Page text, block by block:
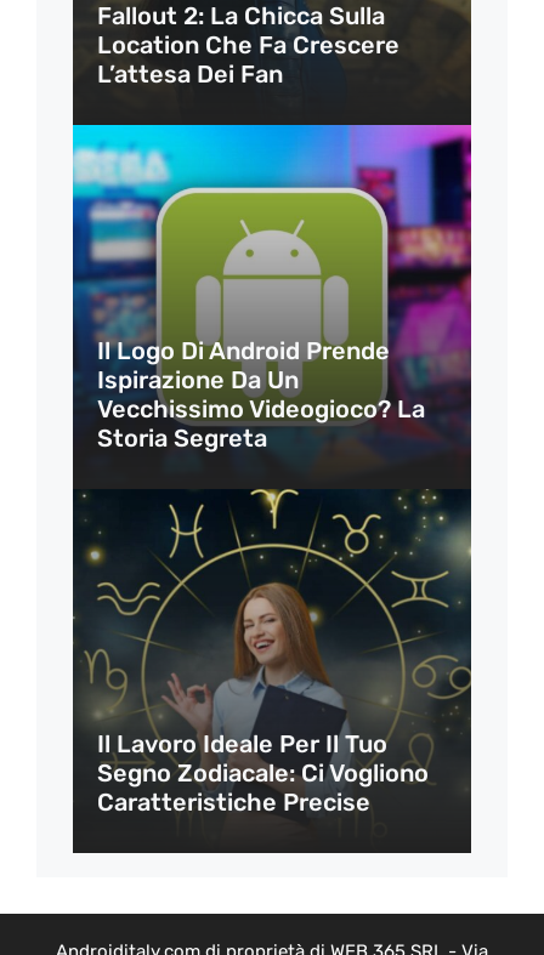
Fallout 2: La Chicca Sulla
Location Che Fa Crescere
L’attesa Dei Fan
Il Logo Di Android Prende
Ispirazione Da Un
Vecchissimo Videogioco? La
Storia Segreta
Il Lavoro Ideale Per Il Tuo
Segno Zodiacale: Ci Vogliono
Caratteristiche Precise